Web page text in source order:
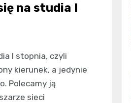
na studia I
I stopnia, czyli
kierunek, a jedynie
Polecamy ją
sieci